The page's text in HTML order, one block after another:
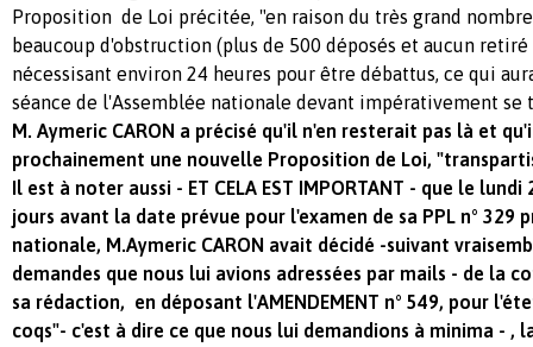
Proposition de Loi précitée, "en raison du très grand
beaucoup d'obstruction (plus de 500 déposés et aucun
nécessisant environ 24 heures pour être débattus, ce qui
séance de l'Assemblée nationale devant impérativement
M. Aymeric CARON a précisé qu'il n'en resterait pas là et
prochainement une nouvelle Proposition de Loi,
Il est à noter aussi - ET CELA EST IMPORTANT - que le
jours avant la date prévue pour l'examen de sa PPL n° 329
nationale, M.Aymeric CARON avait décidé -suivant
demandes que nous lui avions adressées par mails - de la
sa rédaction, en déposant l'AMENDEMENT n° 549, pour
coqs"- c'est à dire ce que nous lui demandions à minima - ,